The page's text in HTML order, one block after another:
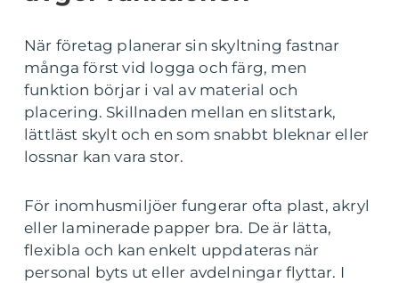
När företag planerar sin skyltning fastnar
många först vid logga och färg, men
funktion börjar i val av material och
placering. Skillnaden mellan en slitstark,
lättläst skylt och en som snabbt bleknar eller
lossnar kan vara stor.
För inomhusmiljöer fungerar ofta plast, akryl
eller laminerade papper bra. De är lätta,
flexibla och kan enkelt uppdateras när
personal byts ut eller avdelningar flyttar. I